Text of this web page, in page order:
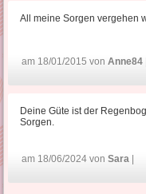
All meine Sorgen vergehen
am 18/01/2015 vonAnne84
Deine Güte ist der
Sorgen.
am 18/06/2024 vonSara